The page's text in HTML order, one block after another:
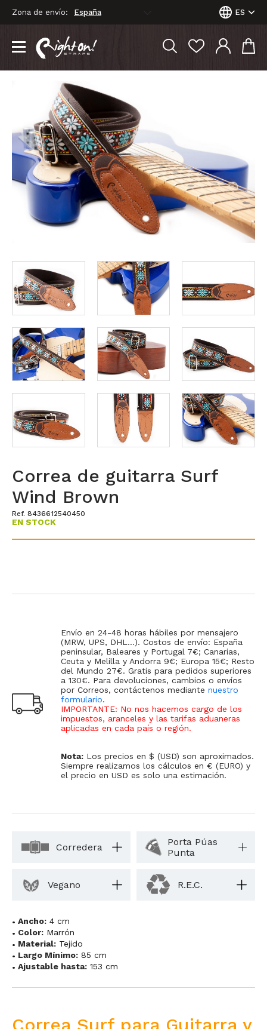
Zona de envío: ES
Correa de guitarra Surf
Wind Brown
Ref. 8436612540450
EN STOCK
Envío en 24-48 horas hábiles por mensajero
(MRW, UPS, DHL...). Costos de envío: España
peninsular, Baleares y Portugal 7€; Canarias,
Ceuta y Melilla y Andorra 9€; Europa 15€; Resto
del Mundo 27€. Gratis para pedidos superiores
a 130€. Para devoluciones, cambios o envíos
por Correos, contáctenos mediante nuestro
formulario.
IMPORTANTE: No nos hacemos cargo de los
impuestos, aranceles y las tarifas aduaneras
aplicadas en cada país o región.
Nota: Los precios en $ (USD) son aproximados.
Siempre realizamos los cálculos en € (EURO) y
el precio en USD es solo una estimación.
Corredera
Porta Púas
Punta
Vegano R.E.C.
Ancho: 4 cm
Color: Marrón
Material: Tejido
Largo Mínimo: 85 cm
Ajustable hasta: 153 cm
Correa Surf para Guitarra y